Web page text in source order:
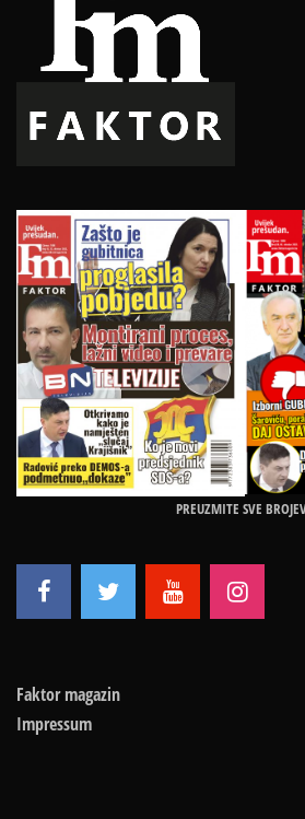
PREUZMITE SVE
Faktor magazin
Impressum